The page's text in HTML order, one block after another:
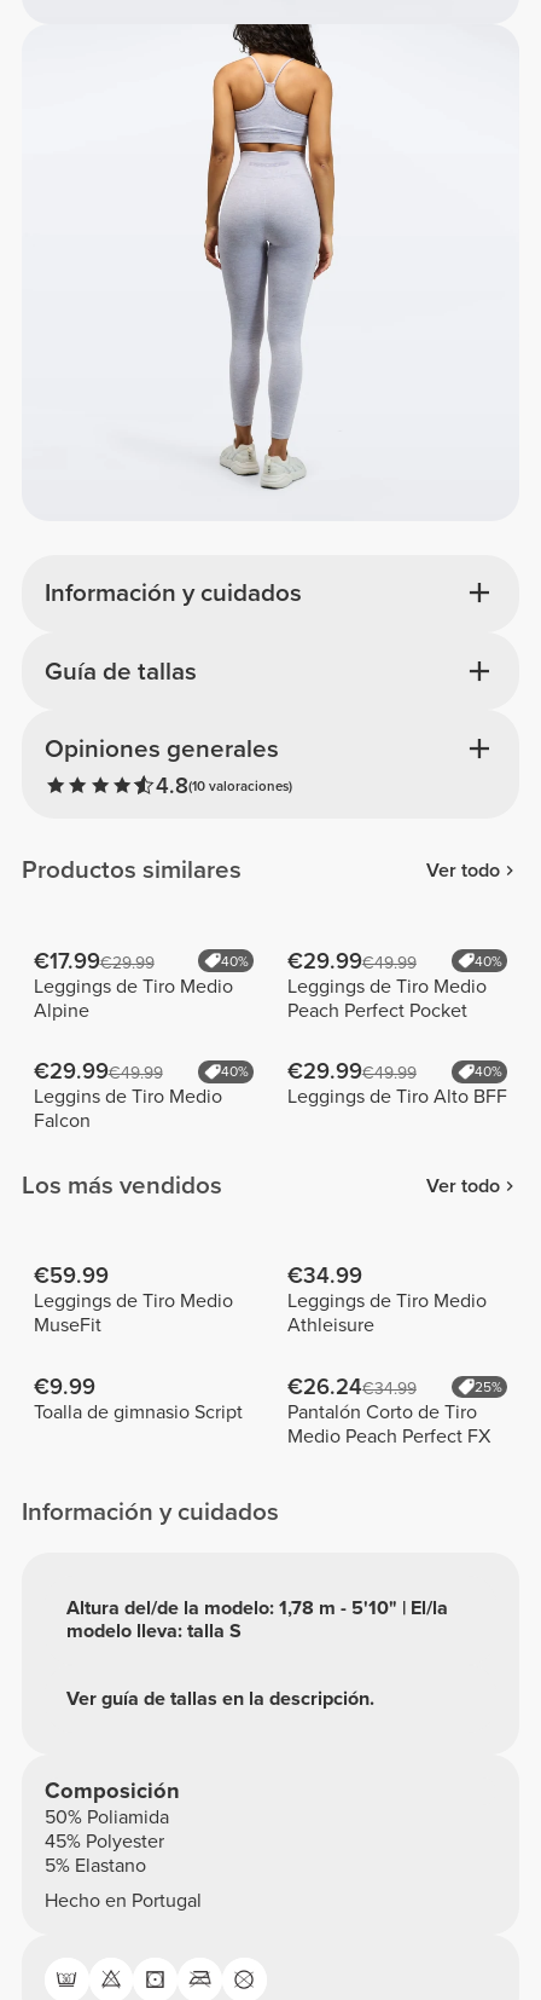
Información y cuidados
Opiniones generales
4.8(10 valoraciones)
Guía de tallas
Productos similares Ver todo
€17.99€29.99 40%
Leggings de Tiro Medio
Alpine
€29.99€49.99 40%
Leggings de Tiro Medio
Peach Perfect Pocket
€29.99€49.99 40%
Leggins de Tiro Medio
Falcon
€29.99€49.99 40%
Leggings de Tiro Alto BFF
Los más vendidos Ver todo
€59.99
Leggings de Tiro Medio
MuseFit
€34.99
Leggings de Tiro Medio
Athleisure
€9.99
Toalla de gimnasio Script
€26.24€34.99 25%
Pantalón Corto de Tiro
Medio Peach Perfect FX
Información y cuidados
Ver guía de tallas en la descripción.
Altura del/de la modelo: 1,78 m - 5'10" | El/la
modelo lleva: talla S
Composición
50% Poliamida
45% Polyester
5% Elastano
Hecho en Portugal